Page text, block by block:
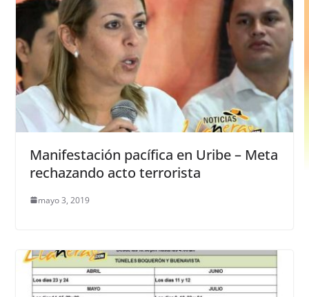
Manifestación pacífica en Uribe – Meta
rechazando acto terrorista
mayo 3, 2019